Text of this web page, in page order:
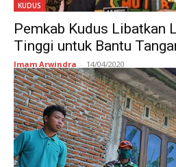
KUDUS
Pemkab Kudus Libatkan
Tinggi untuk Bantu
Imam Arwindra - 14/04/2020